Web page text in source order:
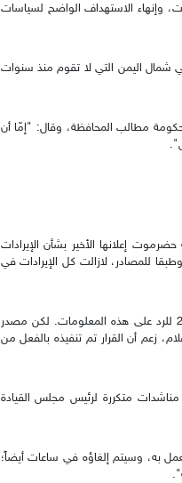
وإنهاء الاستهداف الواضح لسياسات
اليمن التي لا تقوم منذ سنوات
مطالب المحافظة، وقال: "إمّا أن
في محافظة حضرموت إعلانها الأخير بشأن الإيرادات
للمصادر، لازالت كل الإيرادات في
ولم تتجاوب قيادة السلطة المحلية في حضرموت مع اتصالات أجراها مركز سوث24 للرد على هذه المعلومات. لكن مصدر
زعم أن القرار تم تنفيذه بالفعل من
وسبقته مناشدات متكررة لرئيس مجلس القيادة
به، وسيتم إلغاؤه في ساعات أيضاً؛